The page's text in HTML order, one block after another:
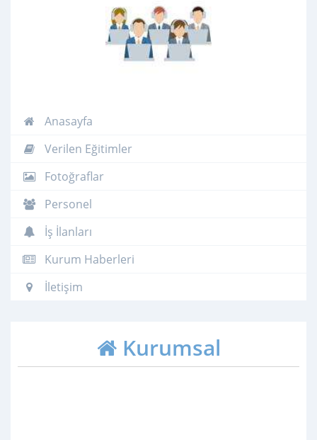
Anasayfa
Verilen Eğitimler
Fotoğraflar
Personel
İş İlanları
Kurum Haberleri
İletişim
Kurumsal